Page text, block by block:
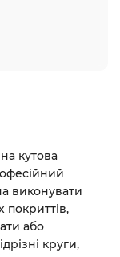
кутова
виконувати
покриттів,
або
круги,